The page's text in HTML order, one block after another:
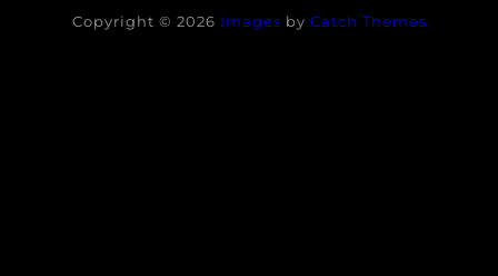
Copyright © 2026 Images by Catch Themes